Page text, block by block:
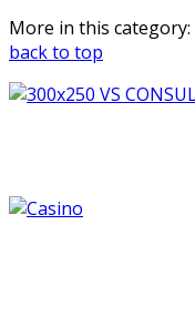
More in this category:
back to top